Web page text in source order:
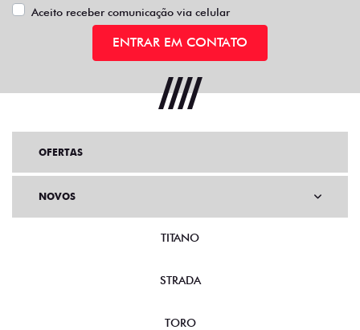
Aceito receber comunicação via celular
ENTRAR EM CONTATO
OFERTAS
NOVOS
TITANO
STRADA
TORO